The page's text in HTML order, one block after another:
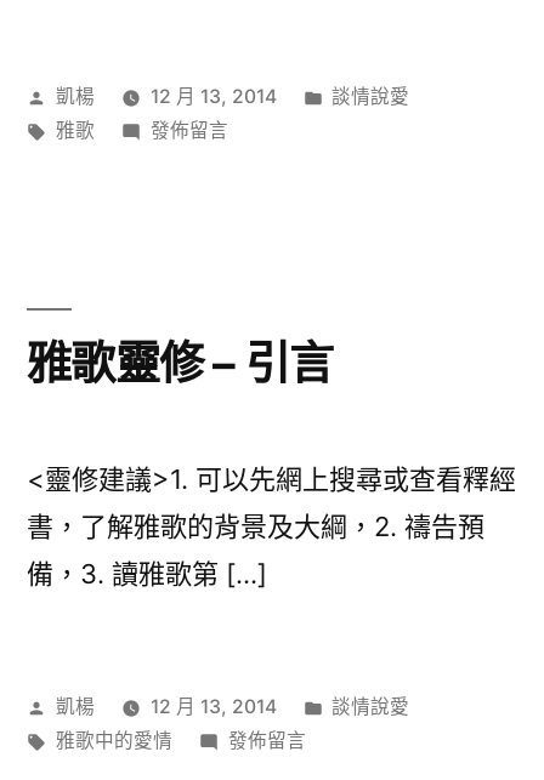
作
者:
凱楊 12 月 13, 2014
分
談情說愛
標
雅歌
在
人
發佈留言
雅歌靈修 – 引言
<靈修建議>1. 可以先網上搜尋或查看釋經
書，了解雅歌的背景及大綱，2. 禱告預
備，3. 讀雅歌第 […]
作
者:
凱楊 12 月 13, 2014
分
談情說愛
標
雅歌中的愛情
在
發佈留言